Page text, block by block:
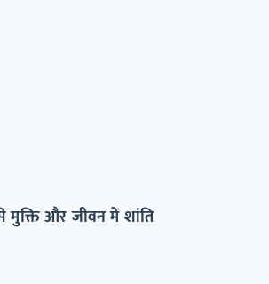
मुक्ति और जीवन में शांति